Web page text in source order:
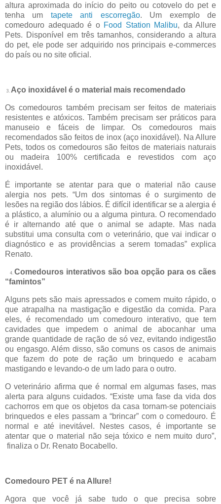
altura aproximada do início do peito ou cotovelo do pet e
tenha um tapete anti escorregão. Um exemplo de
comedouro adequado é o Food Station Malibu, da Allure
Pets. Disponível em três tamanhos, considerando a altura
do pet, ele pode ser adquirido nos principais e-commerces
do país ou no site oficial.
3. Aço inoxidável é o material mais recomendado
Os comedouros também precisam ser feitos de materiais
resistentes e atóxicos. Também precisam ser práticos para
manuseio e fáceis de limpar. Os comedouros mais
recomendados são feitos de inox (aço inoxidável). Na Allure
Pets, todos os comedouros são feitos de materiais naturais
ou madeira 100% certificada e revestidos com aço
inoxidável.
É importante se atentar para que o material não cause
alergia nos pets. “Um dos sintomas é o surgimento de
lesões na região dos lábios. É difícil identificar se a alergia é
a plástico, a alumínio ou a alguma pintura. O recomendado
é ir alternando até que o animal se adapte. Mas nada
substitui uma consulta com o veterinário, que vai indicar o
diagnóstico e as providências a serem tomadas” explica
Renato.
4.Comedouros interativos são boa opção para os cães
“famintos”
Alguns pets são mais apressados e comem muito rápido, o
que atrapalha na mastigação e digestão da comida. Para
eles, é recomendado um comedouro interativo, que tem
cavidades que impedem o animal de abocanhar uma
grande quantidade de ração de só vez, evitando indigestão
ou engasgo. Além disso, são comuns os casos de animais
que fazem do pote de ração um brinquedo e acabam
mastigando e levando-o de um lado para o outro.
O veterinário afirma que é normal em algumas fases, mas
alerta para alguns cuidados. “Existe uma fase da vida dos
cachorros em que os objetos da casa tornam-se potenciais
brinquedos e eles passam a “brincar” com o comedouro. É
normal e até inevitável. Nestes casos, é importante se
atentar que o material não seja tóxico e nem muito duro”,
finaliza o Dr. Renato Bocabello.
Comedouro PET é na Allure!
Agora que você já sabe tudo o que precisa sobre